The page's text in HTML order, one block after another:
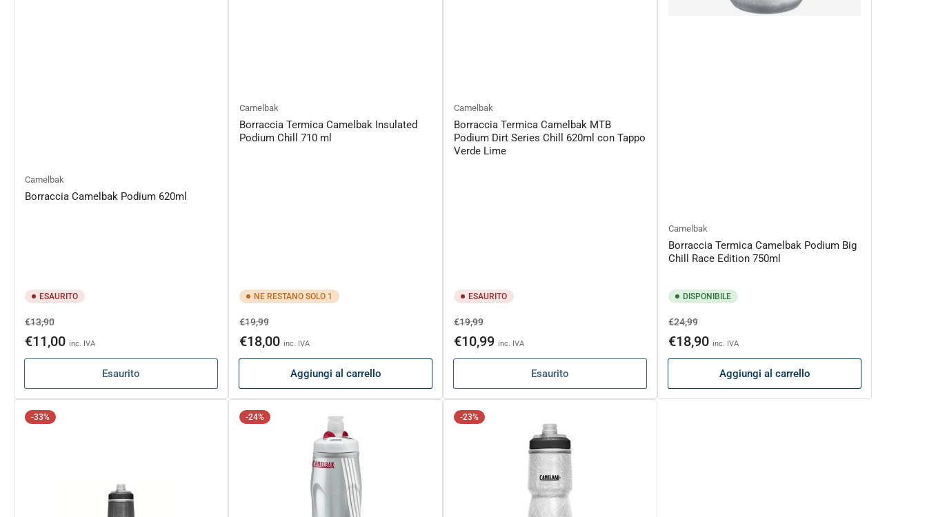
Camelbak
Borraccia Camelbak Podium 620ml
ESAURITO
Prezzo
di
€13,90Prezzo
scontato
€11,00 inc. IVA
Esaurito
Camelbak
Borraccia Termica Camelbak Insulated
Podium Chill 710 ml
NE RESTANO SOLO 1
Prezzo
di
€19,99Prezzo
scontato
€18,00 inc. IVA
Aggiungi al carrello
Camelbak
Borraccia Termica Camelbak MTB
Podium Dirt Series Chill 620ml con Tappo
Verde Lime
ESAURITO
Prezzo
di
€19,99Prezzo
scontato
€10,99 inc. IVA
Esaurito
Camelbak
Borraccia Termica Camelbak Podium Big
Chill Race Edition 750ml
DISPONIBILE
Prezzo
di
€24,99Prezzo
scontato
€18,90 inc. IVA
Aggiungi al carrello
-33% -24% -23%